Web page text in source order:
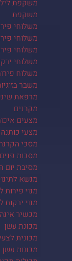
משקפת
משקפת
משלוחי
משלוחי
משלוחי
משלוחי
משלוח
משבר
מרפאת
מקרנים
מצעים
מצעי כותנה
מסכי
מסכות פנים
מסיבת יום
מנשא
מנוי
מנוי
מכשיר
מכונת עשן
מכונית
מכונות עשן